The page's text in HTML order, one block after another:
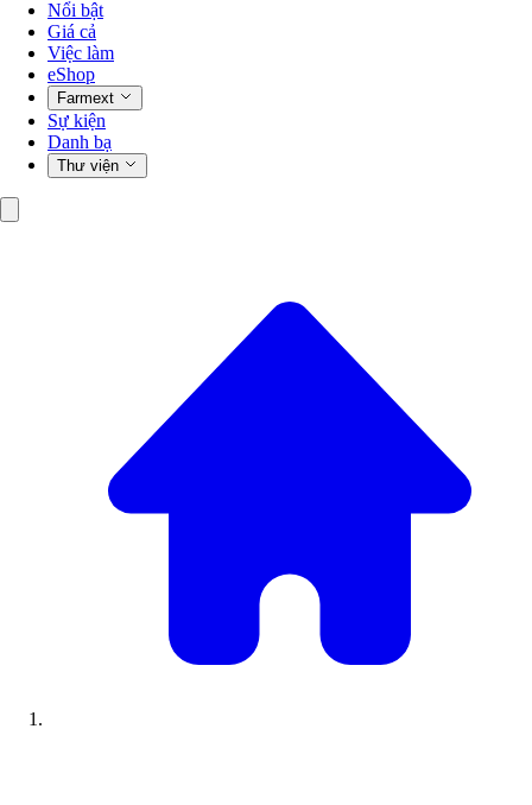
Nổi bật
Giá cả
Việc làm
eShop
Farmext
Sự kiện
Danh bạ
Thư viện